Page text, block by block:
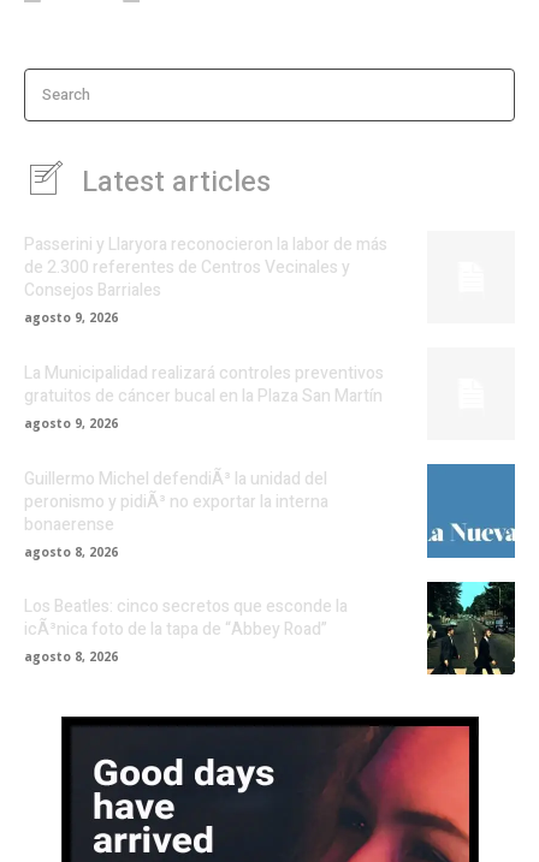
Search
Latest articles
Passerini y Llaryora reconocieron la labor de más
de 2.300 referentes de Centros Vecinales y
Consejos Barriales
agosto 9, 2026
La Municipalidad realizará controles preventivos
gratuitos de cáncer bucal en la Plaza San Martín
agosto 9, 2026
Guillermo Michel defendiÃ³ la unidad del
peronismo y pidiÃ³ no exportar la interna
bonaerense
agosto 8, 2026
Los Beatles: cinco secretos que esconde la
icÃ³nica foto de la tapa de “Abbey Road”
agosto 8, 2026